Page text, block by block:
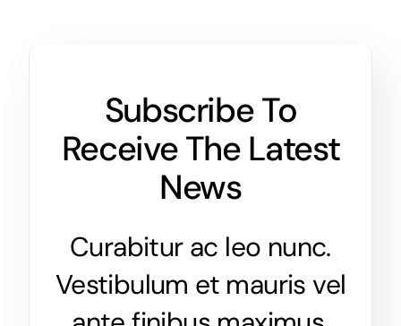
Subscribe To
Receive The Latest
News
Curabitur ac leo nunc.
Vestibulum et mauris vel